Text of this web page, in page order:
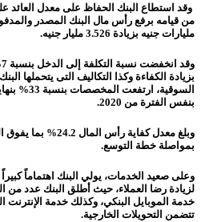
مليارات جنيه بزيادة 3.526 مليار جنيه.
بزيادة الكفاءة وكذا التكاليف التى يتحملها
السوقية،
بنفس الفترة من 2020.
وبلغ معدل كفاية رأس
بمواصلة خطة التوسع.
وعلى صعيد الخدمات، يولي البنك اهتماماً
لزيادة رضا العملاء، حيث أطلق البنك عدد من
خدمة الموبايل البنكي، وكذلك خدمة الإنترنت
تتضمن التحويلات الخارجية.